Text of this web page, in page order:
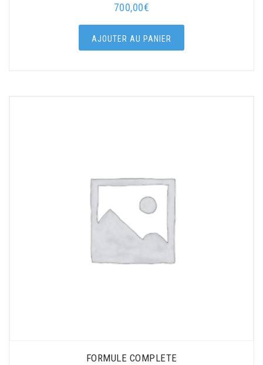
700,00€
AJOUTER AU PANIER
FORMULE COMPLETE